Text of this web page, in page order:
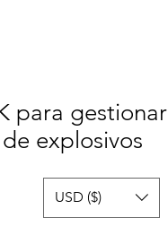
para gestionar
de explosivos
USD ($)